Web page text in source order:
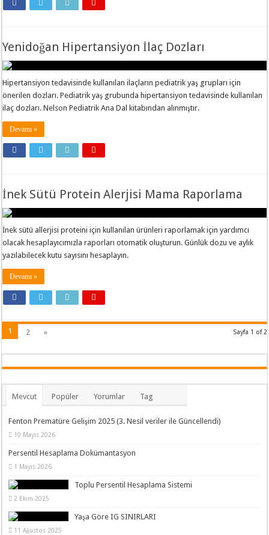
Yenidoğan Hipertansiyon İlaç Dozları
Hipertansiyon tedavisinde kullanılan ilaçların pediatrik yaş grupları için
önerilen dozları. Pediatrik yaş grubunda hipertansiyon tedavisinde kullanılan
ilaç dozları. Nelson Pediatrik Ana Dal kitabından alınmıştır.
Devamı »
İnek Sütü Protein Alerjisi Mama Raporlama
İnek sütü allerjisi proteini için kullanılan ürünleri raporlamak için yardımcı
olacak hesaplayıcımızla raporları otomatik oluşturun. Günlük dozu ve aylık
yazılabilecek kutu sayısını hesaplayın.
Devamı »
Sayfa 1 of 2
1 2 »
Mevcut Popüler Yorumlar Tag
Fenton Prematüre Gelişim 2025 (3. Nesil veriler ile Güncellendi)
10 Mayıs 2026
Persentil Hesaplama Dokümantasyon
1 Mayıs 2026
Toplu Persentil Hesaplama Sistemi
2 Ekim 2025
Yaşa Göre IG SINIRLARI
11 Ağustos 2025